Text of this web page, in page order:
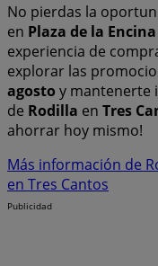
No pierdas la
en Plaza de la
experiencia de
explorar las
agosto y mantenerte
de Rodilla en Tres
ahorrar hoy mismo!
Más información de
en Tres Cantos
Publicidad